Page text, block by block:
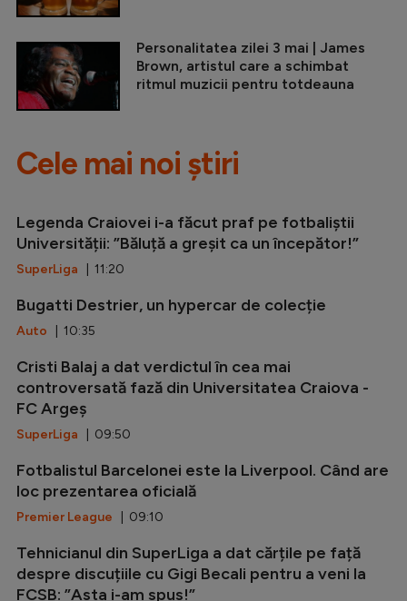
Personalitatea zilei 3 mai | James
Brown, artistul care a schimbat
ritmul muzicii pentru totdeauna
Cele mai noi știri
Legenda Craiovei i-a făcut praf pe fotbaliștii
Universității: ”Băluță a greșit ca un începător!”
SuperLiga | 11:20
Bugatti Destrier, un hypercar de colecție
Auto | 10:35
Cristi Balaj a dat verdictul în cea mai
controversată fază din Universitatea Craiova -
FC Argeș
SuperLiga | 09:50
Fotbalistul Barcelonei este la Liverpool. Când are
loc prezentarea oficială
Premier League | 09:10
Tehnicianul din SuperLiga a dat cărțile pe față
despre discuțiile cu Gigi Becali pentru a veni la
FCSB: ”Asta i-am spus!”